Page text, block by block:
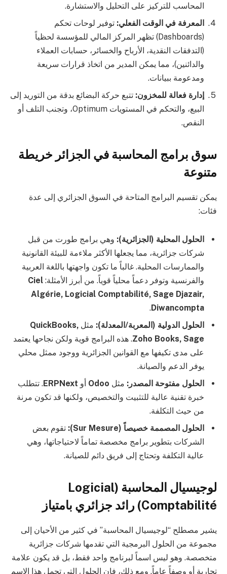
المحاسب للتركيز على التحليل والاستشارة.
المعرفة في الوقت الفعلي: توفير لوحات تحكم
(Dashboards) تظهر المركز المالي للمؤسسة لحظياً
(التدفقات النقدية، الأرباح والخسائر، حسابات العملاء
والدائنين)، مما يمكن المدير من اتخاذ قرارات سريعة
ومدعومة ببيانات.
إدارة فعالة للمخزون: تتبع حركة البضائع بدقة من التوريد إلى
البيع، والتحكم في المستويات Optimum، وتجنب التلف أو
النقص.
سوق برامج المحاسبة في الجزائر خريطة
متنوعة
يمكن تقسيم البرامج المتاحة في السوق الجزائري إلى عدة
فئات:
الحلول المحلية (الجزائرية): وهي برامج طورت من قبل
شركات جزائرية، مما يجعلها الأكثر ملاءمة للبيئة القانونية
والممارسات المحلية. غالباً ما تكون واجهتها باللغة العربية
والفرنسية وتوفر دعماً محلياً قوياً. من أبرز الأمثلة: Ciel
Algérie, Logicial Comptabilité, Sage Djazair,
Diwancompta
.
الحلول الدولية (المعربة/المعدلة): مثل QuickBooks,
Zoho Books, Sage. هذه البرامج قوية ولكن نجاحها يعتمد
على مدى تكيفها مع القوانين الجزائرية ووجود ممثل محلي
يوفر الدعم والصيانة.
الحلول مفتوحة المصدر: مثل Odoo أو ERPNext. تتطلب
خبرة تقنية عالية للتثبيت والتخصيص، ولكنها قد تكون مرنة
من حيث التكلفة.
الحلول المصممة خصيصاً (Sur Mesure):
تقوم بعض
الشركات بتطوير برامج مخصصة تماماً لاحتياجاتها، وهي
عالية التكلفة وتحتاج إلى فريق دائم للصيانة.
لوجيسيال المحاسبة (Logicial
Comptabilité) رائد جزائري بامتياز
يشير مصطلح “لوجيسيال المحاسبة” في كثير من الأحيان إلى
مجموعة من الحلول البرمجية التي تقدمها شركات جزائرية
متخصصة. وهو ليس اسماً لبرنامج واحد فقط، بل قد يكون علامة
تجارية أو وصفاً عاماً. ومع ذلك، فإن الحلول التي تحمل هذا الاسم